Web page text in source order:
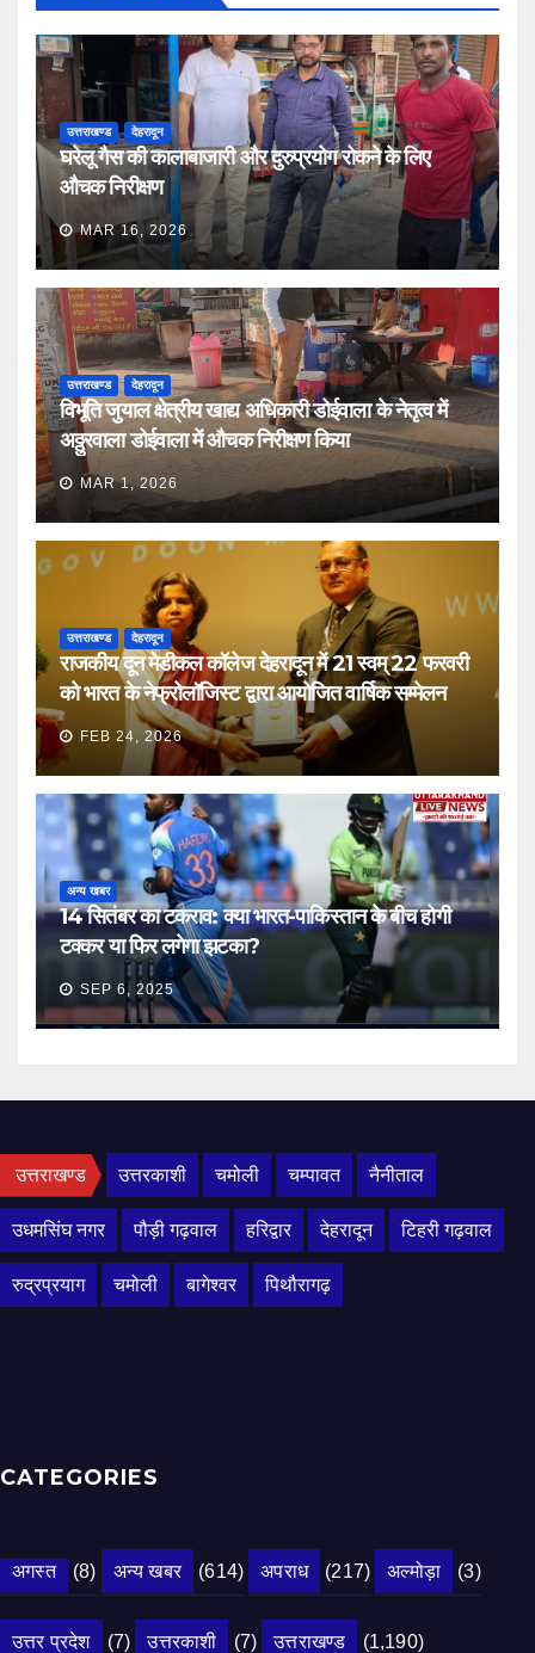
उत्तराखण्ड देहरादून
घरेलू गैस की कालाबाजारी और दुरुप्रयोग रोकने के लिए
औचक निरीक्षण
MAR 16, 2026
उत्तराखण्ड देहरादून
विभूति जुयाल क्षेत्रीय खाद्य अधिकारी डोईवाला के नेतृत्व में
अठ्ठुरवाला डोईवाला में औचक निरीक्षण किया
MAR 1, 2026
उत्तराखण्ड देहरादून
राजकीय दून मेडीकल कॉलेज देहरादून में 21 स्वम् 22 फरवरी
को भारत के नेफ्रोलॉजिस्ट द्वारा आयोजित वार्षिक सम्मेलन
FEB 24, 2026
अन्य खबर
14 सितंबर का टकराव: क्या भारत-पाकिस्तान के बीच होगी
टक्कर या फिर लगेगा झटका?
SEP 6, 2025
उत्तराखण्ड उत्तरकाशी चमोली चम्पावत नैनीताल
उधमसिंघ नगर पौड़ी गढ़वाल हरिद्वार देहरादून टिहरी गढ़वाल
रुद्रप्रयाग चमोली बागेश्वर पिथौरागढ़
CATEGORIES
अगस्त (8) अन्य खबर (614) अपराध (217) अल्मोड़ा (3)
उत्तर प्रदेश (7) उत्तरकाशी (7) उत्तराखण्ड (1,190)